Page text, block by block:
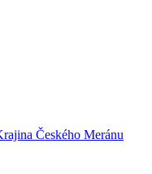
Českého Meránu